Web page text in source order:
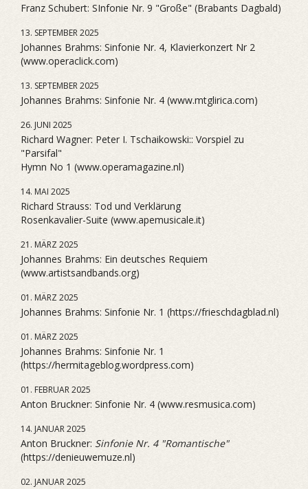
Franz Schubert: SInfonie Nr. 9 "Große" (Brabants Dagbald)
13. SEPTEMBER 2025
Johannes Brahms: Sinfonie Nr. 4, Klavierkonzert Nr 2
(www.operaclick.com)
13. SEPTEMBER 2025
Johannes Brahms: Sinfonie Nr. 4 (www.mtglirica.com)
26. JUNI 2025
Richard Wagner: Peter I. Tschaikowski:: Vorspiel zu
"Parsifal"
Hymn No 1 (www.operamagazine.nl)
14. MAI 2025
Richard Strauss: Tod und Verklärung
Rosenkavalier-Suite (www.apemusicale.it)
21. MÄRZ 2025
Johannes Brahms: Ein deutsches Requiem
(www.artistsandbands.org)
01. MÄRZ 2025
Johannes Brahms: Sinfonie Nr. 1 (https://frieschdagblad.nl)
01. MÄRZ 2025
Johannes Brahms: Sinfonie Nr. 1
(https://hermitageblog.wordpress.com)
01. FEBRUAR 2025
Anton Bruckner: Sinfonie Nr. 4 (www.resmusica.com)
14. JANUAR 2025
Anton Bruckner: Sinfonie Nr. 4 "Romantische"
(https://denieuwemuze.nl)
02. JANUAR 2025